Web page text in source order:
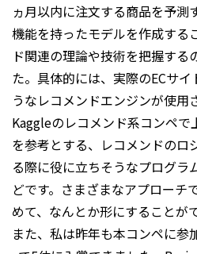
ヵ月以内に注文する商品を予測
機能を持ったモデルを作成する
ド関連の理論や技術を把握する
た。具体的には、実際のECサ
うなレコメンドエンジンが使用
Kaggleのレコメンド系コンペ
を参考とする、レコメンドのロ
る際に役に立ちそうなプログラ
どです。さまざまなアプローチ
めて、なんとか形にすることが
また、私は昨年も本コンペに参